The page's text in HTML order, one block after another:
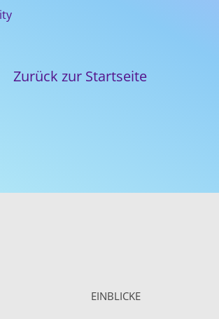
Zurück zur Startseite
EINBLICKE